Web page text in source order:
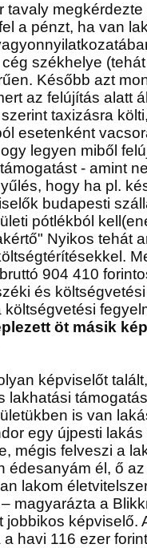
tavaly
a pénzt, ha van
székhelye
Később azt
az felújítás alatt
taxizásra
esetenként
legyen miből
- amint
hogy ha pl.
budapesti
pótlékból
Nyikos tehát
904 410
és
költségvetési
öt másik
képviselőt
lakhatási
is van
egy újpesti
mégis felveszi a
édesanyám él, ő
lakom
magyarázta a
jobbikos képviselő.
a havi 116 ezer